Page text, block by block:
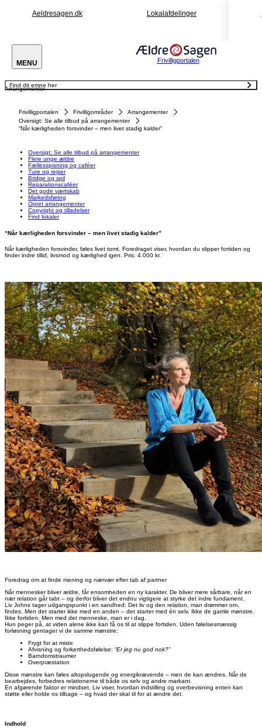
Aeldresagen.dk Lokalafdelinger
MENU Frivilligportalen
Arrangementer
Find dit emne her
Oversigt: Se alle tilbud på arrangementer
Ture og rejser
Bridge og spil
Reparationscaféer
Det gode værtskab
Copyright og tilladelser
Find lokaler
Frivilligportalen Frivilligområder
Arrangementer
Oversigt: Se alle tilbud på arrangementer
“Når kærligheden forsvinder – men livet stadig kalder”
Oversigt: Se alle tilbud på arrangementer
Flere unge ældre
Fællesspisning og caféer
Ture og rejser
Bridge og spil
Reparationscaféer
Det gode værtskab
Markedsføring
Opret arrangementer
Copyright og tilladelser
Find lokaler
“Når kærligheden forsvinder – men livet stadig kalder”
Når kærligheden forsvinder, føles livet tomt. Foredraget viser, hvordan du slipper fortiden og
finder indre tillid, livsmod og kærlighed igen. Pris: 4.000 kr.
Foredrag om at finde mening og nærvær efter tab af partner
Når mennesker bliver ældre, får ensomheden en ny karakter. De bliver mere sårbare, når en
nær relation går tabt – og derfor bliver det endnu vigtigere at styrke det indre fundament.
Liv Johns tager udgangspunkt i en sandhed: Det liv og den relation, man drømmer om,
findes. Men det starter ikke med en anden – det starter med én selv. Ikke de gamle mønstre.
Ikke fortiden. Men med det menneske, man er i dag.
Hun peger på, at viden alene ikke kan få os til at slippe fortiden. Uden følelsesmæssig
forløsning gentager vi de samme mønstre:
Frygt for at miste
Afvisning og forkerthedsfølelse: “Er jeg nu god nok?”
Barndomstraumer
Overpræstation
Disse mønstre kan føles altopslugende og energikrævende – men de kan ændres. Når de
bearbejdes, forbedres relationerne til både os selv og andre markant.
En afgørende faktor er mindset. Liv viser, hvordan indstilling og overbevisning enten kan
støtte eller holde os tilbage – og hvad der skal til for at ændre det.
Indhold